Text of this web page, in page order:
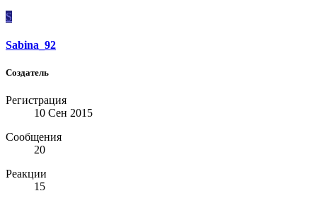
S
Sabina_92
Создатель
Регистрация
10 Сен 2015
Сообщения
20
Реакции
15